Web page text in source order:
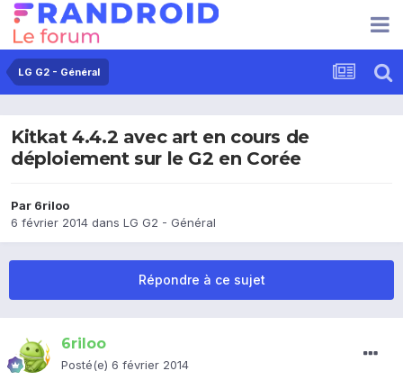
LG G2 - Général
Kitkat 4.4.2 avec art en cours de
déploiement sur le G2 en Corée
Par 6riloo
6 février 2014 dans LG G2 - Général
Répondre à ce sujet
6riloo
Posté(e) 6 février 2014